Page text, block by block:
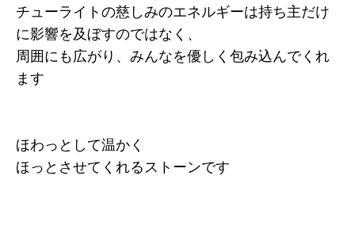
チューライトの慈しみのエネルギーは持ち主だけ
に影響を及ぼすのではなく、
周囲にも広がり、みんなを優しく包み込んでくれ
ます
ほわっとして温かく
ほっとさせてくれるストーンです